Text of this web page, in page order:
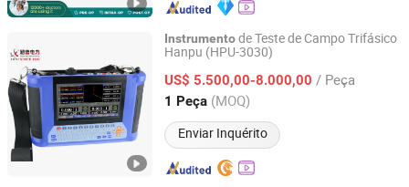
Instrumentode Teste de Campo Trifásico
Hanpu (HPU-3030)
US$ 5.500,00-8.000,00 / Peça
1 Peça (MOQ)
Enviar Inquérito
Zhejiang Hanpu Power Technology Co., Ltd.
Zhejiang, China Desde 2015